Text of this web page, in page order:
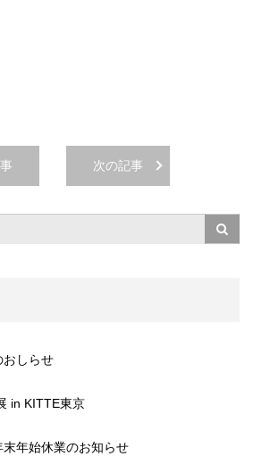
次の記事
しらせ
in KITTE東京
年始休業のお知らせ